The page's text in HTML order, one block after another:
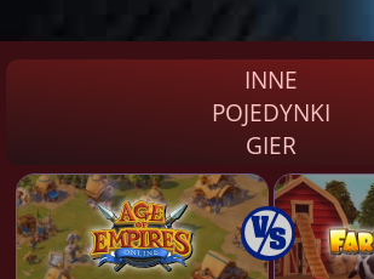
INNE
POJEDYNKI
GIER